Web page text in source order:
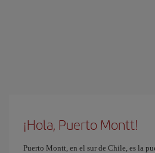
¡Hola, Puerto Montt!
Puerto Montt, en el sur de Chile, es la